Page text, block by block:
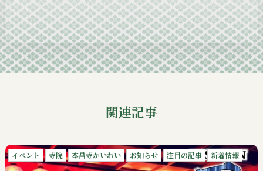
2024-10
2024-09
関連記事
イベント 寺院 本昌寺かいわい お知らせ 注目の記事 新着情報